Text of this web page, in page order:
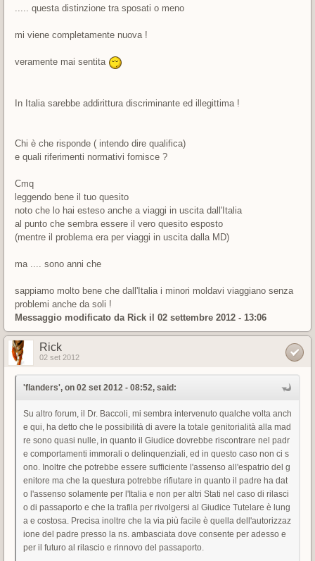
..... questa distinzione tra sposati o meno
mi viene completamente nuova !
veramente mai sentita
In Italia sarebbe addirittura discriminante ed illegittima !
Chi è che risponde ( intendo dire qualifica)
e quali riferimenti normativi fornisce ?
Cmq
leggendo bene il tuo quesito
noto che lo hai esteso anche a viaggi in uscita dall'Italia
al punto che sembra essere il vero quesito esposto
(mentre il problema era per viaggi in uscita dalla MD)
ma .... sono anni che
sappiamo molto bene che dall'Italia i minori moldavi viaggiano senza
problemi anche da soli !
Messaggio modificato da Rick il 02 settembre 2012 - 13:06
Rick
02 set 2012
'flanders', on 02 set 2012 - 08:52, said:
Su altro forum, il Dr. Baccoli, mi sembra intervenuto qualche volta anch
e qui, ha detto che le possibilità di avere la totale genitorialità alla mad
re sono quasi nulle, in quanto il Giudice dovrebbe riscontrare nel padr
e comportamenti immorali o delinquenziali, ed in questo caso non ci s
ono. Inoltre che potrebbe essere sufficiente l'assenso all'espatrio del g
enitore ma che la questura potrebbe rifiutare in quanto il padre ha dat
o l'assenso solamente per l'Italia e non per altri Stati nel caso di rilasci
o di passaporto e che la trafila per rivolgersi al Giudice Tutelare è lung
a e costosa. Precisa inoltre che la via più facile è quella dell'autorizzaz
ione del padre presso la ns. ambasciata dove consente per adesso e
per il futuro al rilascio e rinnovo del passaporto.